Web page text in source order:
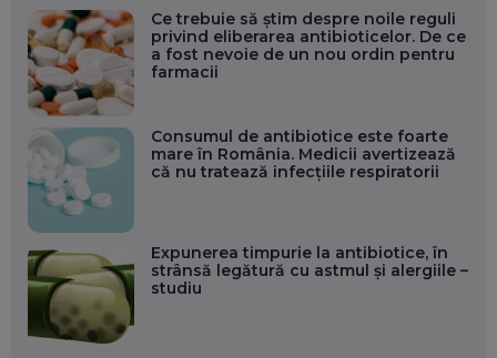
Ce trebuie să știm despre noile reguli
privind eliberarea antibioticelor. De ce
a fost nevoie de un nou ordin pentru
farmacii
Consumul de antibiotice este foarte
mare în România. Medicii avertizează
că nu tratează infecțiile respiratorii
Expunerea timpurie la antibiotice, în
strânsă legătură cu astmul și alergiile –
studiu